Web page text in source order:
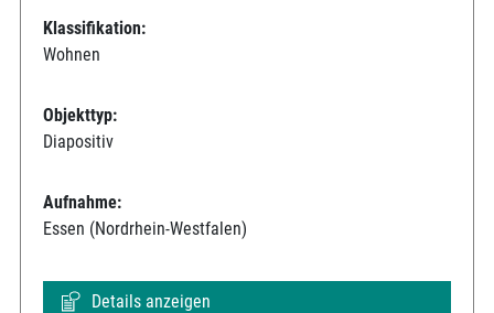
Klassifikation:
Wohnen
Objekttyp:
Diapositiv
Aufnahme:
Essen (Nordrhein-Westfalen)
Details anzeigen